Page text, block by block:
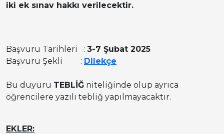
iki ek sınav hakkı verilecektir.
Başvuru Tarihleri : 3-7 Şubat 2025
Başvuru Şekli : Dilekçe
Bu duyuru TEBLİĞ niteliğinde olup ayrıca
öğrencilere yazılı tebliğ yapılmayacaktır.
EKLER: